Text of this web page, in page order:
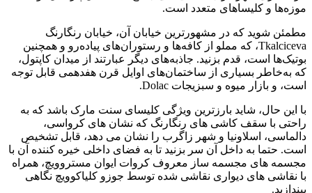
موزه‌ها و کلیساهای متعدد است.
مطمئن شوید که در مشهورترین خیابان آن، خیابان رنگارنگ
Tkalciceva، که مملو از کافه‌ها و رستوران‌های پیاده‌رو و همچنین
بوتیک‌ها است، قدم بزنید. جاذبه‌های دیگر عبارتند از میدان کاپتول،
که به‌خاطر بسیاری از ساختمان‌های اوایل قرن هفدهمی قابل توجه
است، و بازار میوه و سبزیجات Dolac.
با این حال، شاید بارزترین ویژگی کلیسای سنت مارک باشد که به
راحتی با سقف کاشی های رنگارنگ که نشان های کرواسی،
دالماسی، اسلاونیا و شهر زاگرب را نشان می دهد، قابل تشخیص
است. حتما به داخل آن سر بزنید تا به فضای داخلی خیره کننده آن با
مجسمه های مجسمه ساز معروف کروات ایوان مستروویچ، همراه
با نقاشی های دیواری نقاشی شده توسط جوزو کلیاکوویچ نگاهی
بیندازید.